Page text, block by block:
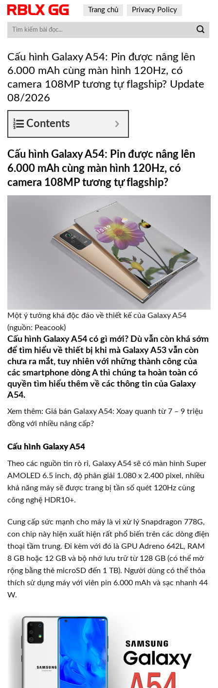
Skip
content
Trang chủ Privacy Policy
Cấu hình Galaxy A54: Pin được nâng lên
6.000 mAh cùng màn hình 120Hz, có
camera 108MP tương tự flagship? Update
08/2026
Contents
Cấu hình Galaxy A54: Pin được nâng lên
6.000 mAh cùng màn hình 120Hz, có
camera 108MP tương tự flagship?
Một ý tưởng khá độc đáo về thiết kế của Galaxy A54
(nguồn: Peacook)
Cấu hình Galaxy A54 có gì mới? Dù vẫn còn khá sớm
để tìm hiểu về thiết bị khi mà Galaxy A53 vẫn còn
chưa ra mắt, tuy nhiên với những thành công của
các smartphone dòng A thì chúng ta hoàn toàn có
quyền tìm hiểu thêm về các thông tin của Galaxy
A54.
Xem thêm: Giá bán Galaxy A54: Xoay quanh từ 7 – 9 triệu
đồng với nhiều nâng cấp?
Cấu hình Galaxy A54
Theo các nguồn tin rò rỉ, Galaxy A54 sẽ có màn hình Super
AMOLED 6.5 inch, độ phân giải 1.080 x 2.400 pixel, nhiều
khả năng máy sẽ được trang bị tần số quét 120Hz cùng
công nghệ HDR10+.
Cung cấp sức mạnh cho máy là vi xử lý Snapdragon 778G,
con chip này hiện xuất hiện rất phổ biến trên các dòng điện
thoại tầm trung. Đi kèm với đó là GPU Adreno 642L, RAM
8 GB hoặc 12 GB và bộ nhớ lưu trữ từ 128 GB (có thể mở
rộng bằng thẻ microSD đến 1 TB). Người dùng có thể thỏa
thích sử dụng máy với viên pin 6.000 mAh và sạc nhanh 44
W.